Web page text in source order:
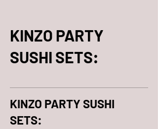
KINZO PARTY
SUSHI SETS:
KINZO PARTY SUSHI
SETS: